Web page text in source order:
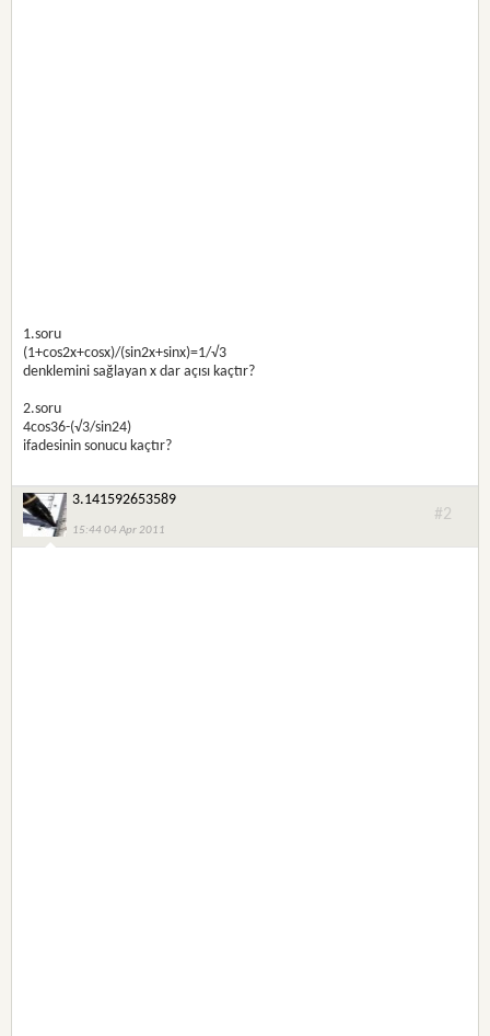
1.soru
(1+cos2x+cosx)/(sin2x+sinx)=1/√3
denklemini sağlayan x dar açısı kaçtır?
2.soru
4cos36-(√3/sin24)
ifadesinin sonucu kaçtır?
3.141592653589
15:44 04 Apr 2011
#2